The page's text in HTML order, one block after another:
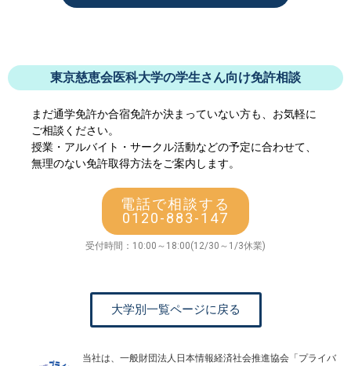
東京慈恵会医科大学の学生さん向け免許相談
まだ通学免許か合宿免許か決まっていない方も、お気軽に
ご相談ください。
授業・アルバイト・サークル活動などの予定に合わせて、
無理のない免許取得方法をご案内します。
電話で相談する
0120-883-147
受付時間：10:00～18:00(12/30～1/3休業)
大学別一覧ページに戻る
当社は、一般財団法人日本情報経済社会推進協会「プライバ